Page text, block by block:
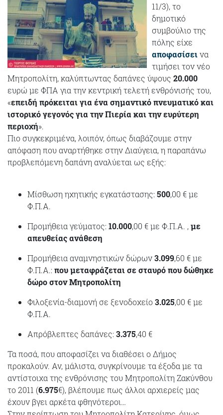
11/3), το
δημοτικό
συμβούλιο της
πόλης είχε
αποφασίσεινα
τιμήσει τον νέο
Μητροπολίτη, καλύπτωντας δαπάνες ύψους 20.000
ευρώ με ΦΠΑ για την κεντρική τελετή ενθρόνισής του,
«επειδή πρόκειται για ένα σημαντικό πνευματικό και
ιστορικό γεγονός για την Πιερία και την ευρύτερη
περιοχή».
Πιο συγκεκριμένα, λοιπόν, όπως διαβάζουμε στην
απόφαση που αναρτήθηκε στην Διαύγεια, η παραπάνω
προβλεπόμενη δαπάνη αναλύεται ως εξής:
Μίσθωση ηχητικής εγκατάστασης: 500,00 € με
Φ.Π.Α.
Προμήθεια γεύματος: 10.000,00 € με Φ.Π.Α. ,με
απευθείας ανάθεση
Προμήθεια αναμνηστικών δώρων3.099,60 € με
Φ.Π.Α.: που μεταφράζεται σε σταυρό που δώθηκε
δώρο στον Μητροπολίτη
Φιλοξενία-διαμονή σε ξενοδοχείο3.025,00 € με
Φ.Π.Α.
Απρόβλεπτες δαπάνες: 3.375,40 €
Τα ποσά, που αποφασίζει να διαθέσει ο Δήμος
προκαλούν. Αν, μάλιστα, συγκρίνουμε τα έξοδα με τα
αντίστοιχα της ενθρόνισης του Μητροπολίτη Ζακύνθου
το 2011 (6.975€), βλέπουμε πως άλλοι αρχιερείς μας
έχουν βγει αρκέτα φθηνότεροι…